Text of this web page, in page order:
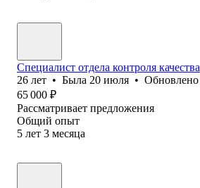
Специалист отдела контроля качества
26 лет • Была 20 июля • Обновлено
65 000 ₽
Рассматривает предложения
Общий опыт
5 лет 3 месяца